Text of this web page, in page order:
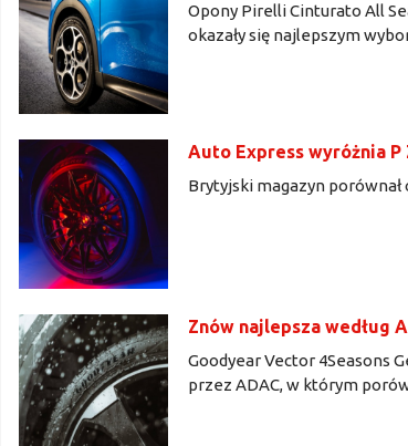
Opony Pirelli Cinturato All
okazały się najlepszym
Auto Express wyróżnia P
Brytyjski magazyn
Znów najlepsza według
Goodyear Vector 4Seasons
przez ADAC, w którym